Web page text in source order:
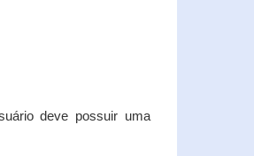
deve possuir uma